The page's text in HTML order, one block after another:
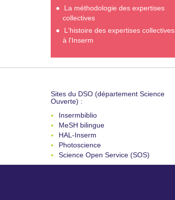
La méthodologie des expertises
collectives
L'histoire des expertises collectives
à l'Inserm
Sites du DSO (département Science
Ouverte) :
Insermbiblio
MeSH bilingue
HAL-Inserm
Photoscience
Science Open Service (SOS)